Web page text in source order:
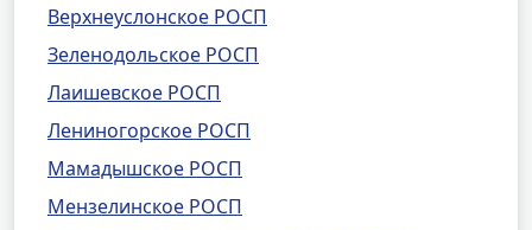
Верхнеуслонское РОСП
Зеленодольское РОСП
Лаишевское РОСП
Лениногорское РОСП
Мамадышское РОСП
Мензелинское РОСП